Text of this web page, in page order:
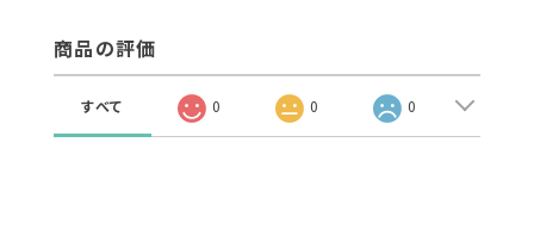
商品の評価
すべて 0 0 0